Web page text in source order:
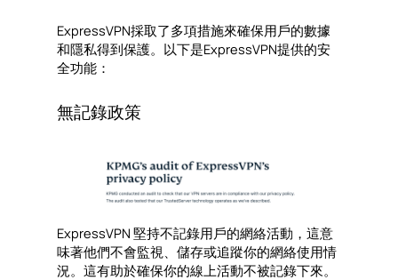
ExpressVPN採取了多項措施來確保用戶的數據
和隱私得到保護。以下是ExpressVPN提供的安
全功能：
無記錄政策
ExpressVPN 堅持不記錄用戶的網絡活動，這意
味著他們不會監視、儲存或追蹤你的網絡使用情
況。這有助於確保你的線上活動不被記錄下來。